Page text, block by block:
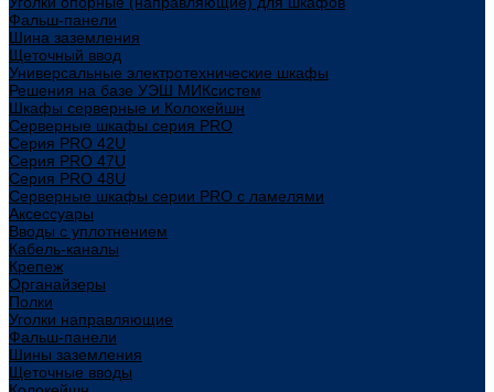
Фальш-панели
Шина заземления
Щеточный ввод
Универсальные электротехнические шкафы
Решения на базе УЭШ МИКсистем
Шкафы серверные и Колокейшн
Серверные шкафы серия PRO
Серия PRO 42U
Серия PRO 47U
Серия PRO 48U
Серверные шкафы серии PRO с ламелями
Аксессуары
Вводы с уплотнением
Кабель-каналы
Крепеж
Органайзеры
Полки
Уголки направляющие
Фальш-панели
Шины заземления
Щеточные вводы